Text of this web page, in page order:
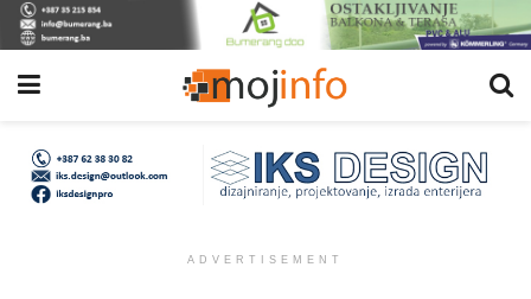
ADVERTISEMENT